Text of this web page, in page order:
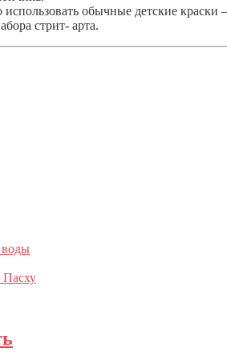
обычные детские краски –
стрит- арта.
воды
Пасху